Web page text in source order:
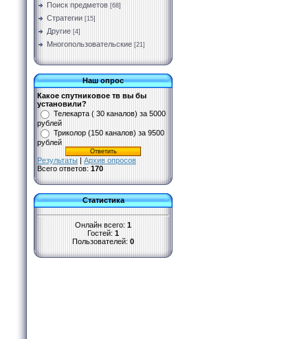
Поиск предметов [68]
Стратегии [15]
Другие [4]
Многопользовательские [21]
Наш опрос
Какое спутниковое тв вы бы
установили?
Телекарта ( 30 каналов) за 5000
рублей
Триколор (150 каналов) за 9500
рублей
Результаты | Архив опросов
Всего ответов: 170
Статистика
Онлайн всего: 1
Гостей: 1
Пользователей: 0